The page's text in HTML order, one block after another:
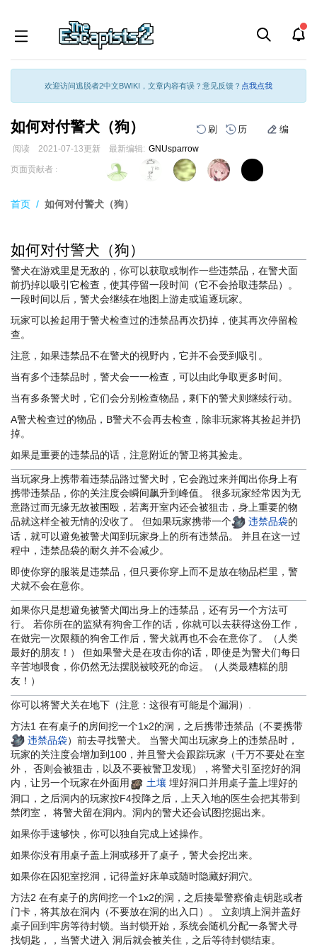
欢迎访问逃脱者2中文BWIKI，文章内容有误？意见反馈？ 点我点我
如何对付警犬（狗） 刷 历 编
阅读 2021-07-13更新 最新编辑: GNUsparrow
跳
航
跳
索
页面贡献者 :
首页 / 如何对付警犬（狗）
如何对付警犬（狗）
警犬在游戏里是无敌的，你可以获取或制作一些违禁品，在警犬面
前扔掉以吸引它检查，使其停留一段时间（它不会拾取违禁品）。
一段时间以后，警犬会继续在地图上游走或追逐玩家。
玩家可以捡起用于警犬检查过的违禁品再次扔掉，使其再次停留检
查。
注意，如果违禁品不在警犬的视野内，它并不会受到吸引。
当有多个违禁品时，警犬会一一检查，可以由此争取更多时间。
当有多条警犬时，它们会分别检查物品，剩下的警犬则继续行动。
A警犬检查过的物品，B警犬不会再去检查，除非玩家将其捡起并扔
掉。
如果是重要的违禁品的话，注意附近的警卫将其捡走。
当玩家身上携带着违禁品路过警犬时，它会跑过来并闻出你身上有
携带违禁品，你的关注度会瞬间飙升到峰值。 很多玩家经常因为无
意路过而无缘无故被围殴，若离开室内还会被狙击，身上重要的物
品就这样全被无情的没收了。 但如果玩家携带一个
违禁品袋的
话，就可以避免被警犬闻到玩家身上的所有违禁品。 并且在这一过
程中，违禁品袋的耐久并不会减少。
即使你穿的服装是违禁品，但只要你穿上而不是放在物品栏里，警
犬就不会在意你。
如果你只是想避免被警犬闻出身上的违禁品，还有另一个方法可
行。 若你所在的监狱有狗舍工作的话，你就可以去获得这份工作，
在做完一次限额的狗舍工作后，警犬就再也不会在意你了。（人类
最好的朋友！） 但如果警犬是在攻击你的话，即使是为警犬们每日
辛苦地喂食，你仍然无法摆脱被咬死的命运。（人类最糟糕的朋
友！）
你可以将警犬关在地下（注意：这很有可能是个漏洞）.
方法1 在有桌子的房间挖一个1x2的洞，之后携带违禁品（不要携带
违禁品袋）前去寻找警犬。 当警犬闻出玩家身上的违禁品时，
玩家的关注度会增加到100，并且警犬会跟踪玩家（千万不要处在室
外， 否则会被狙击，以及不要被警卫发现），将警犬引至挖好的洞
内，让另一个玩家在外面用
土壤 埋好洞口并用桌子盖上埋好的
洞口，之后洞内的玩家按F4投降之后，上天入地的医生会把其带到
禁闭室， 将警犬留在洞内。洞内的警犬还会试图挖掘出来。
如果你手速够快，你可以独自完成上述操作。
如果你没有用桌子盖上洞或移开了桌子，警犬会挖出来。
如果你在囚犯室挖洞，记得盖好床单或随时隐藏好洞穴。
方法2 在有桌子的房间挖一个1x2的洞，之后揍晕警察偷走钥匙或者
门卡，将其放在洞内（不要放在洞的出入口）。 立刻填上洞并盖好
桌子回到牢房等待封锁。当封锁开始，系统会随机分配一条警犬寻
找钥匙，，当警犬进入 洞后就会被关住，之后等待封锁结束。